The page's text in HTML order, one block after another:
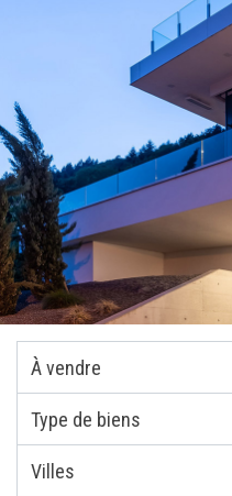
À vendre
Type de biens
Villes